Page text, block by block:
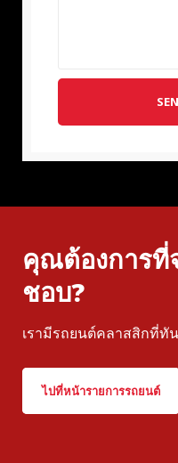
คุณต้องการ
ชอบ?
เรามีรถยนต์คลาสสิกที่ทั
ไปที่หน้ารายการรถยนต์